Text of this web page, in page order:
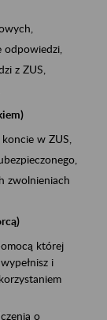
odpowiedzi,
z ZUS,
w ZUS,
zwolnieniach
której
i
o